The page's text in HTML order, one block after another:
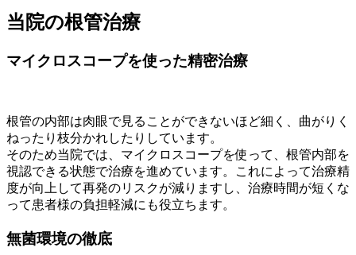
当院の根管治療
マイクロスコープを使った精密治療
根管の内部は肉眼で見ることができないほど細く、曲がりく
ねったり枝分かれしたりしています。
そのため当院では、マイクロスコープを使って、根管内部を
視認できる状態で治療を進めています。これによって治療精
度が向上して再発のリスクが減りますし、治療時間が短くな
って患者様の負担軽減にも役立ちます。
無菌環境の徹底